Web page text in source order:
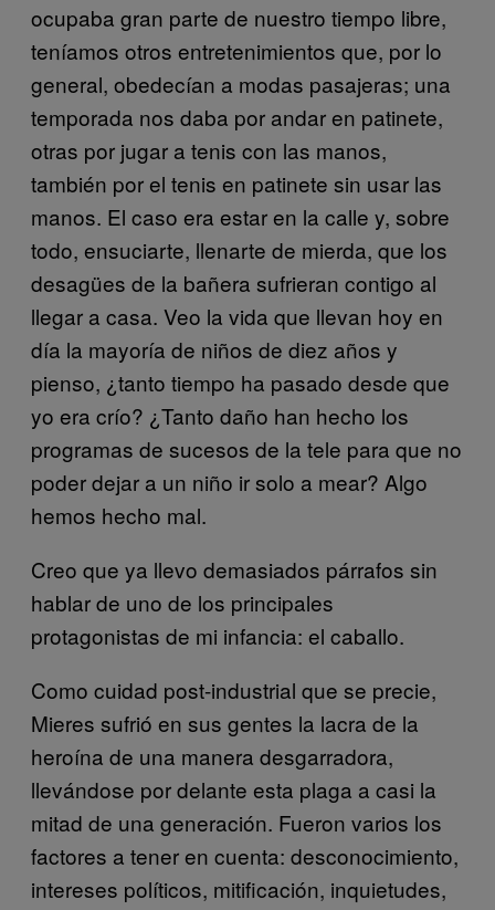
ocupaba gran parte de nuestro tiempo libre,
teníamos otros entretenimientos que, por lo
general, obedecían a modas pasajeras; una
temporada nos daba por andar en patinete,
otras por jugar a tenis con las manos,
también por el tenis en patinete sin usar las
manos. El caso era estar en la calle y, sobre
todo, ensuciarte, llenarte de mierda, que los
desagües de la bañera sufrieran contigo al
llegar a casa. Veo la vida que llevan hoy en
día la mayoría de niños de diez años y
pienso, ¿tanto tiempo ha pasado desde que
yo era crío? ¿Tanto daño han hecho los
programas de sucesos de la tele para que no
poder dejar a un niño ir solo a mear? Algo
hemos hecho mal.
Creo que ya llevo demasiados párrafos sin
hablar de uno de los principales
protagonistas de mi infancia: el caballo.
Como cuidad post-industrial que se precie,
Mieres sufrió en sus gentes la lacra de la
heroína de una manera desgarradora,
llevándose por delante esta plaga a casi la
mitad de una generación. Fueron varios los
factores a tener en cuenta: desconocimiento,
intereses políticos, mitificación, inquietudes,